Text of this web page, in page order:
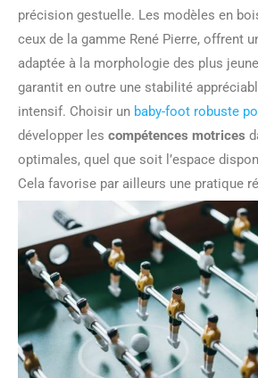
précision gestuelle. Les modèles en
ceux de la gamme René Pierre, offrent
adaptée à la morphologie des plus
garantit en outre une stabilité
intensif. Choisir un baby-foot robuste
développer les compétences motrices
optimales, quel que soit l’espace
Cela favorise par ailleurs une pratique